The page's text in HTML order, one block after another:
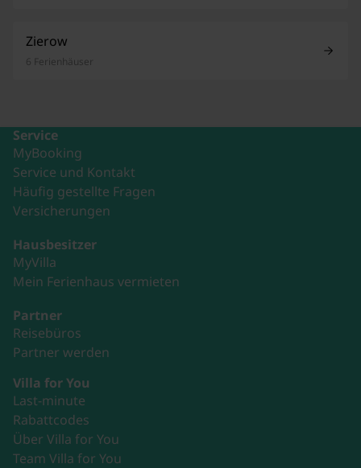
Zierow
6 Ferienhäuser
Service
MyBooking
Service und Kontakt
Häufig gestellte Fragen
Versicherungen
Hausbesitzer
MyVilla
Mein Ferienhaus vermieten
Partner
Reisebüros
Partner werden
Villa for You
Last-minute
Rabattcodes
Über Villa for You
Team Villa for You